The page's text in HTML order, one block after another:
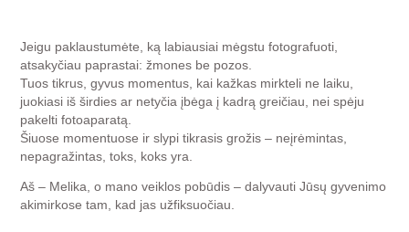
Jeigu paklaustumėte, ką labiausiai mėgstu fotografuoti,
atsakyčiau paprastai: žmones be pozos.
Tuos tikrus, gyvus momentus, kai kažkas mirkteli ne laiku,
juokiasi iš širdies ar netyčia įbėga į kadrą greičiau, nei spėju
pakelti fotoaparatą.
Šiuose momentuose ir slypi tikrasis grožis – neįrėmintas,
nepagražintas, toks, koks yra.
Aš – Melika, o mano veiklos pobūdis – dalyvauti Jūsų gyvenimo
akimirkose tam, kad jas užfiksuočiau.